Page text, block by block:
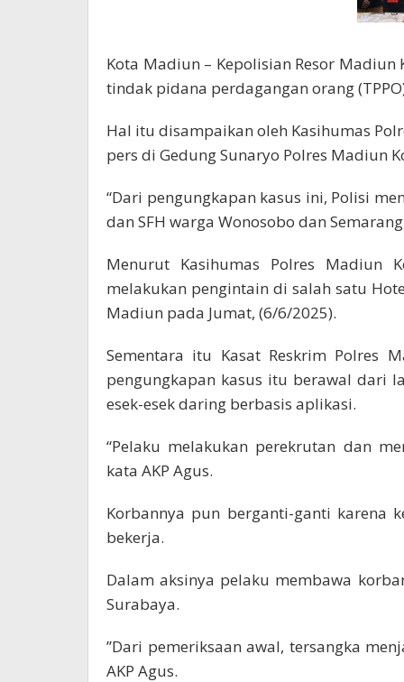
Kota Madiun – Kepolisian Resor
tindak pidana perdagangan orang
Hal itu disampaikan oleh Kasihumas
pers di Gedung Sunaryo Polres Madiun
“Dari pengungkapan kasus ini, Polisi
dan SFH warga Wonosobo dan
Menurut Kasihumas Polres Madiun
melakukan pengintain di salah satu
Madiun pada Jumat, (6/6/2025).
Sementara itu Kasat Reskrim Polres
pengungkapan kasus itu berawal dari
esek-esek daring berbasis aplikasi.
“Pelaku melakukan perekrutan dan
kata AKP Agus.
Korbannya pun berganti-ganti karena
bekerja.
Dalam aksinya pelaku membawa
Surabaya.
’’Dari pemeriksaan awal, tersangka
AKP Agus.